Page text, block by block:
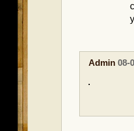
Admin 08-